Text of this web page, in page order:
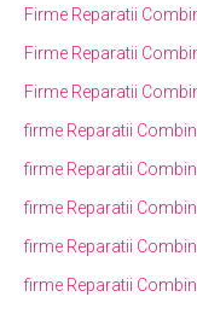
Firme Reparatii
Firme Reparatii
Firme Reparatii
firme Reparatii
firme Reparatii
firme Reparatii
firme Reparatii
firme Reparatii